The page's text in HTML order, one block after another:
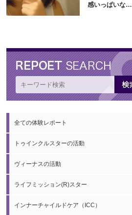
感いっぱいな…
全ての体験レポート
トゥインクルスターの活動
ヴィーナスの活動
ライフミッション(R)スター
インナーチャイルドケア（ICC）